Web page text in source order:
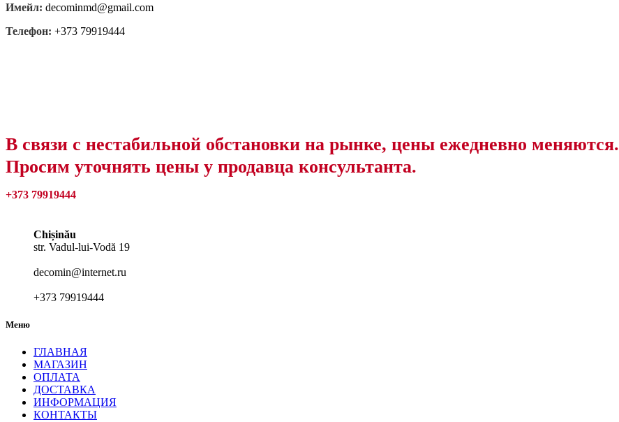
Имейл: decominmd@gmail.com
Телефон: +373 79919444
В связи с нестабильной обстановки на рынке, цены ежедневно меняются.
Просим уточнять цены у продавца консультанта.
+373 79919444
Chișinău
str. Vadul-lui-Vodă 19
decomin@internet.ru
+373 79919444
Меню
ГЛАВНАЯ
МАГАЗИН
ОПЛАТА
ДОСТАВКА
ИНФОРМАЦИЯ
КОНТАКТЫ